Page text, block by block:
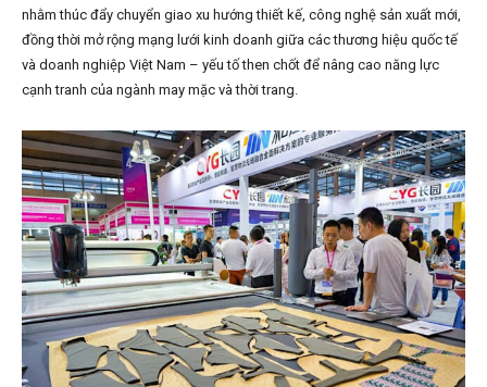
nhằm thúc đẩy chuyển giao xu hướng thiết kế, công nghệ sản xuất mới,
đồng thời mở rộng mạng lưới kinh doanh giữa các thương hiệu quốc tế
và doanh nghiệp Việt Nam – yếu tố then chốt để nâng cao năng lực
cạnh tranh của ngành may mặc và thời trang.